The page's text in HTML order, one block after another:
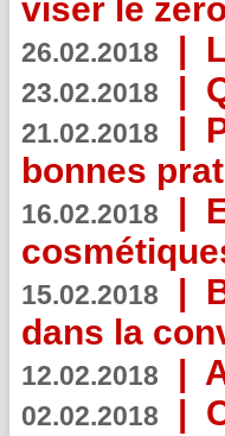
viser le
26.02.2018 |
23.02.2018 |
21.02.2018 |
bonnes
16.02.2018 |
15.02.2018 |
dans la
12.02.2018 |
02.02.2018 |